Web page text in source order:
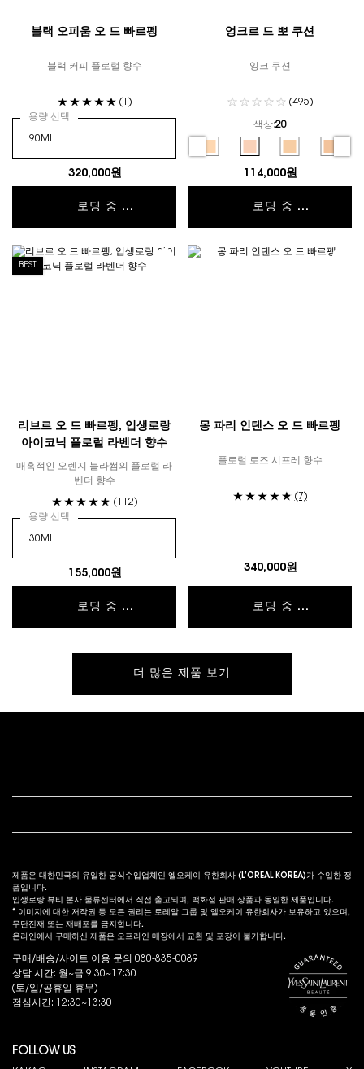
블랙 오피움 오 드 빠르펭
블랙 커피 플로럴 향수
(1)
용량 선택
320,000원
로딩 중 ...
엉크르 드 뽀 쿠션
잉크 쿠션
(495)
색상:20
114,000원
로딩 중 ...
BEST
리브르 오 드 빠르펭, 입생로랑
아이코닉 플로럴 라벤더 향수
매혹적인 오렌지 블라썸의 플로럴 라
벤더 향수
(112)
용량 선택
155,000원
로딩 중 ...
몽 파리 인텐스 오 드 빠르펭
플로럴 로즈 시프레 향수
(7)
340,000원
로딩 중 ...
더 많은 제품 보기
제품은 대한민국의 유일한 공식수입업체인 엘오케이 유한회사 (L’OREAL KOREA)가 수입한 정
품입니다.
입생로랑 뷰티 본사 물류센터에서 직접 출고되며, 백화점 판매 상품과 동일한 제품입니다.
* 이미지에 대한 저작권 등 모든 권리는 로레알 그룹 및 엘오케이 유한회사가 보유하고 있으며,
무단전재 또는 재배포를 금지합니다.
온라인에서 구매하신 제품은 오프라인 매장에서 교환 및 포장이 불가합니다.
구매/배송/사이트 이용 문의 080-835-0089
상담 시간: 월~금 9:30~17:30
(토/일/공휴일 휴무)
점심시간: 12:30~13:30
FOLLOW US